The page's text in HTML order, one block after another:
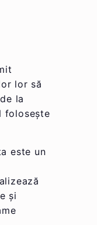
lor să
la
folosește
este un
și